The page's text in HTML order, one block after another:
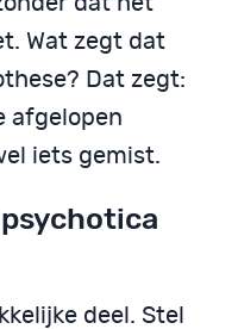
Wat zegt dat
Dat zegt:
afgelopen
iets gemist.
deel. Stel